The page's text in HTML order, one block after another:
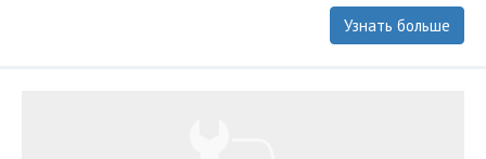
Узнать больше